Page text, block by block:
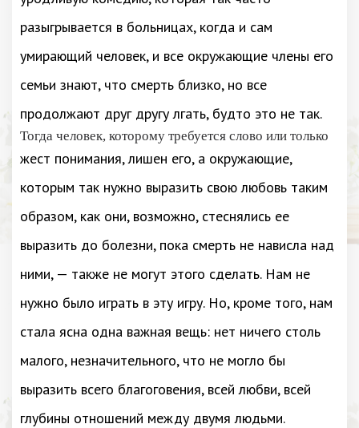
разыгрывается в больницах, когда и сам
умирающий человек, и все окружающие члены его
семьи знают, что смерть близко, но все
продолжают друг другу лгать, будто это не так.
Тогда человек, которому требуется слово или только
жест понимания, лишен его, а окружающие,
которым так нужно выразить свою любовь таким
образом, как они, возможно, стеснялись ее
выразить до болезни, пока смерть не нависла над
ними, — также не могут этого сделать. Нам не
нужно было играть в эту игру. Но, кроме того, нам
стала ясна одна важная вещь: нет ничего столь
малого, незначительного, что не могло бы
выразить всего благоговения, всей любви, всей
глубины отношений между двумя людьми.